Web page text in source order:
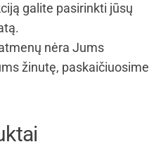
galite pasirinkti jūsų
nėra Jums
žinutę, paskaičiuosime